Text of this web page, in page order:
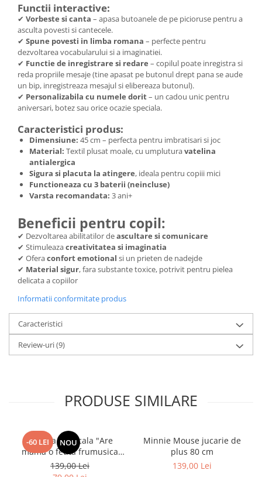
Functii interactive:
✔ Vorbeste si canta – apasa butoanele de pe picioruse pentru a
asculta povesti si cantecele.
✔ Spune povesti in limba romana – perfecte pentru
dezvoltarea vocabularului si a imaginatiei.
✔ Functie de inregistrare si redare – copilul poate inregistra si
reda propriile mesaje (tine apasat pe butonul drept pana se aude
un bip, inregistreaza mesajul si elibereaza butonul).
✔ Personalizabila cu numele dorit– un cadou unic pentru
aniversari, botez sau orice ocazie speciala.
Caracteristici produs:
Dimensiune: 45 cm – perfecta pentru imbratisari si joc
Material: Textil plusat moale, cu umpluturavatelina
antialergica
Sigura si placuta la atingere, ideala pentru copiii mici
Functioneaza cu 3 baterii (neincluse)
Varsta recomandata: 3 ani+
Beneficii pentru copil:
✔ Dezvoltarea abilitatilor deascultare si comunicare
✔ Stimuleazacreativitatea si imaginatia
✔ Oferaconfort emotional si un prieten de nadejde
✔ Material sigur, fara substante toxice, potrivit pentru pielea
delicata a copiilor
Informatii conformitate produs
Caracteristici
Review-uri(9)
PRODUSE SIMILARE
-60 LEI NOU
Papusa Muzicala "Are
mama o fetita frumusica
foc"
139,00 Lei
Minnie Mouse jucarie de
plus 80 cm
139,00 Lei